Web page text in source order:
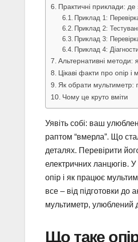
Практичні приклади: де
Приклад 1:
Приклад 2:
Приклад 3:
Приклад 4:
Альтернативні
Цікаві факти про опір і
Як обрати мультиметр:
Чому це круто вміти
Уявіть собі: ваш
раптом “вмерла”. Що
деталях. Перевірити
електричних ланцюгів.
опір і як працює
все – від підготовки до
мультиметр, улюблений
Що таке